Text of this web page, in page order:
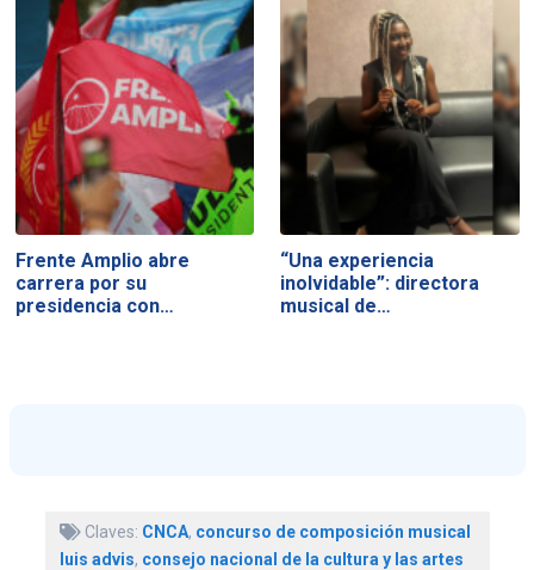
Frente Amplio abre
carrera por su
presidencia con…
“Una experiencia
inolvidable”: directora
musical de…
Claves: CNCA, concurso de composición musical
luis advis, consejo nacional de la cultura y las artes